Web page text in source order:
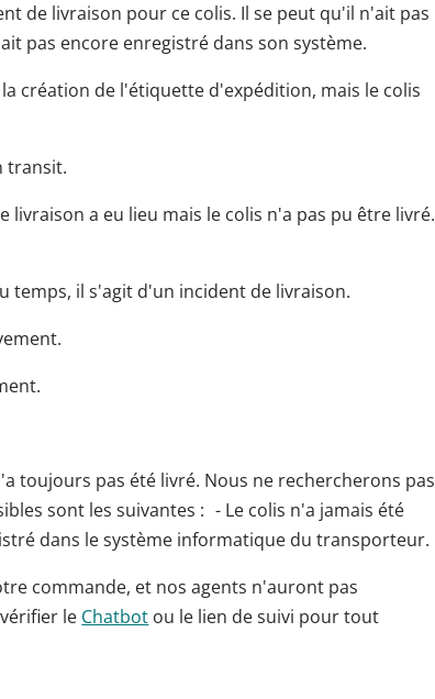
de livraison pour ce colis. Il se peut qu'il n'ait pas
pas encore enregistré dans son système.
création de l'étiquette d'expédition, mais le colis
transit.
livraison a eu lieu mais le colis n'a pas pu être livré.
temps, il s'agit d'un incident de livraison.
toujours pas été livré. Nous ne rechercherons pas
sont les suivantes : - Le colis n'a jamais été
dans le système informatique du transporteur.
commande, et nos agents n'auront pas
le Chatbot ou le lien de suivi pour tout